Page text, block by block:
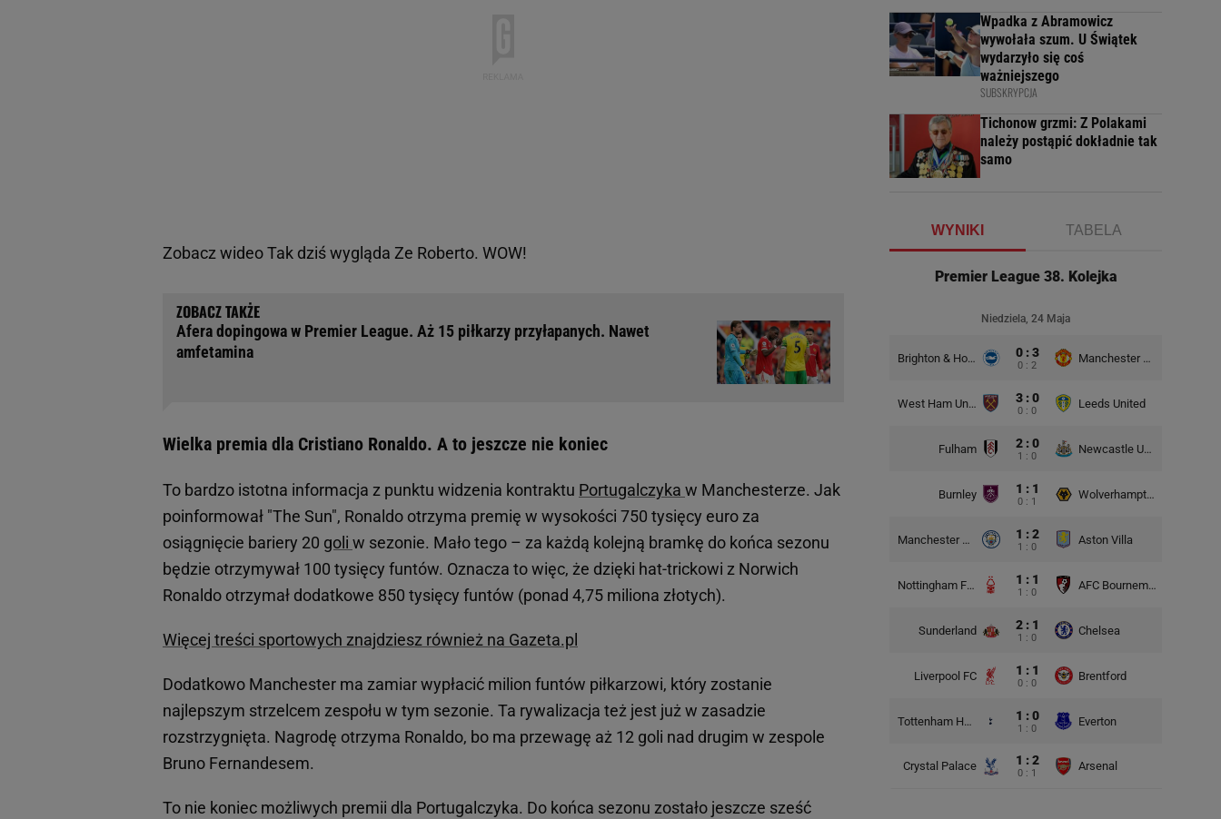
Zobacz wideoTak dziś wygląda Ze Roberto. WOW!
Afera dopingowa w Premier League. Aż 15 piłkarzy przyłapanych. Nawet
amfetamina
Wielka premia dla Cristiano Ronaldo. A to jeszcze nie koniec
To bardzo istotna informacja z punktu widzenia kontraktu Portugalczyka w Manchesterze. Jak
poinformował "The Sun", Ronaldo otrzyma premię w wysokości 750 tysięcy euro za
osiągnięcie bariery 20 goli w sezonie. Mało tego – za każdą kolejną bramkę do końca sezonu
będzie otrzymywał 100 tysięcy funtów. Oznacza to więc, że dzięki hat-trickowi z Norwich
Ronaldo otrzymał dodatkowe 850 tysięcy funtów (ponad 4,75 miliona złotych).
Więcej treści sportowych znajdziesz również na Gazeta.pl
Dodatkowo Manchester ma zamiar wypłacić milion funtów piłkarzowi, który zostanie
najlepszym strzelcem zespołu w tym sezonie. Ta rywalizacja też jest już w zasadzie
rozstrzygnięta. Nagrodę otrzyma Ronaldo, bo ma przewagę aż 12 goli nad drugim w zespole
Bruno Fernandesem.
To nie koniec możliwych premii dla Portugalczyka. Do końca sezonu zostało jeszcze sześć
Wpadka z Abramowicz
wywołała szum. U Świątek
wydarzyło się coś
ważniejszego
SUBSKRYPCJA
Tichonow grzmi: Z Polakami
należy postąpić dokładnie tak
samo
WYNIKI TABELA
Premier League 38. Kolejka
Niedziela, 24 Maja
Brighton & Hove Albion 0 : 3
0 : 2
Manchester United
West Ham United 3 : 0
0 : 0
Leeds United
Fulham 2 : 0
1 : 0
Newcastle United
Burnley 1 : 1
0 : 1
Wolverhampton Wanderers
Manchester City 1 : 2
1 : 0
Aston Villa
Nottingham Forest 1 : 1
1 : 0
AFC Bournemouth
Sunderland 2 : 1
1 : 0
Chelsea
Liverpool FC 1 : 1
0 : 0
Brentford
Tottenham Hotspur 1 : 0
1 : 0
Everton
Crystal Palace 1 : 2
0 : 1
Arsenal